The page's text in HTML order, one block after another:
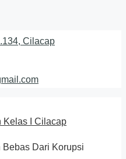
Cilacap
Kelas I Cilacap
Dari Korupsi